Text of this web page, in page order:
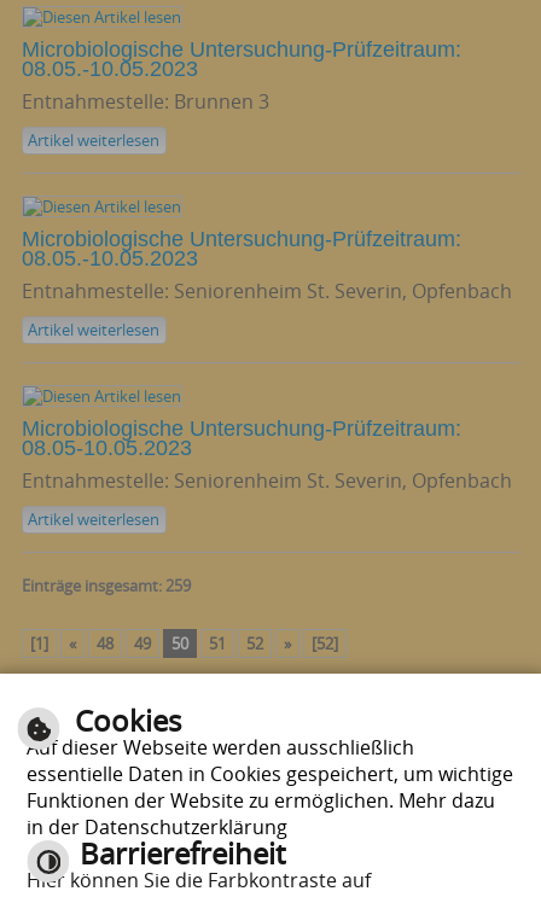
Microbiologische Untersuchung-Prüfzeitraum:
08.05.-10.05.2023
Entnahmestelle: Brunnen 3
Artikel weiterlesen
Microbiologische Untersuchung-Prüfzeitraum:
08.05.-10.05.2023
Entnahmestelle: Seniorenheim St. Severin, Opfenbach
Artikel weiterlesen
Microbiologische Untersuchung-Prüfzeitraum:
08.05-10.05.2023
Entnahmestelle: Seniorenheim St. Severin, Opfenbach
Artikel weiterlesen
Einträge insgesamt: 259
[1] « 48 49 50 51 52 » [52]
Seite drucken
E-Mail schreiben| Sitemap|Impressum |Datenschutzerklärung
Cookies
Auf dieser Webseite werden ausschließlich
essentielle Daten in Cookies gespeichert, um wichtige
Funktionen der Website zu ermöglichen. Mehr dazu
in der Datenschutzerklärung
Barrierefreiheit
Hier können Sie die Farbkontraste auf